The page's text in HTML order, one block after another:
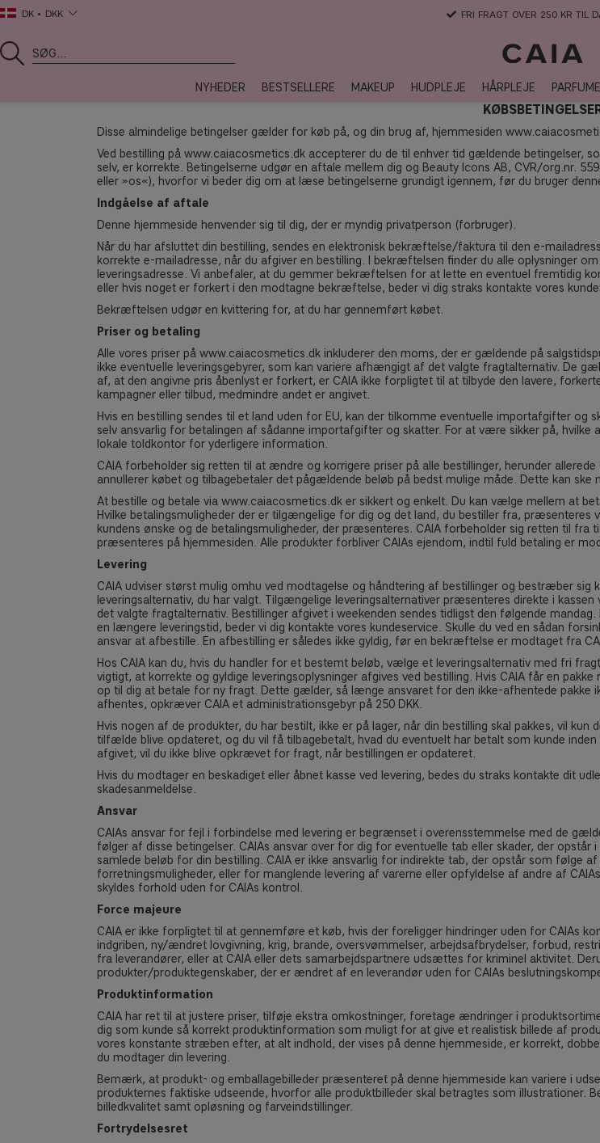
DK DKK FRI FRAGT OVER 250 KR TIL
NYHEDER BESTSELLERE MAKEUP HUDPLEJE HÅRPLEJE PARFUME
Disse almindelige betingelser gælder for køb på, og din brug af, hjemmesiden
Ved bestilling på www.caiacosmetics.dk accepterer du de til enhver tid gældende betingelser,
selv, er korrekte. Betingelserne udgør en aftale mellem dig og Beauty Icons AB, CVR/org.nr.
eller »os«), hvorfor vi beder dig om at læse betingelserne grundigt igennem, før du bruger
Indgåelse af aftale
Denne hjemmeside henvender sig til dig, der er myndig privatperson (forbruger).
Når du har afsluttet din bestilling, sendes en elektronisk bekræftelse/faktura til den e-
korrekte e-mailadresse, når du afgiver en bestilling. I bekræftelsen finder du alle oplysninger
leveringsadresse. Vi anbefaler, at du gemmer bekræftelsen for at lette en eventuel fremtidig
eller hvis noget er forkert i den modtagne bekræftelse, beder vi dig straks kontakte vores
Bekræftelsen udgør en kvittering for, at du har gennemført købet.
Priser og betaling
Alle vores priser på www.caiacosmetics.dk inkluderer den moms, der er gældende på
ikke eventuelle leveringsgebyrer, som kan variere afhængigt af det valgte fragtalternativ. De
af, at den angivne pris åbenlyst er forkert, er CAIA ikke forpligtet til at tilbyde den lavere,
kampagner eller tilbud, medmindre andet er angivet.
Hvis en bestilling sendes til et land uden for EU, kan der tilkomme eventuelle importafgifter
selv ansvarlig for betalingen af sådanne importafgifter og skatter. For at være sikker på,
lokale toldkontor for yderligere information.
CAIA forbeholder sig retten til at ændre og korrigere priser på alle bestillinger, herunder
annullerer købet og tilbagebetaler det pågældende beløb på bedst mulige måde. Dette kan ske
At bestille og betale via www.caiacosmetics.dk er sikkert og enkelt. Du kan vælge mellem at
Hvilke betalingsmuligheder der er tilgængelige for dig og det land, du bestiller fra,
kundens ønske og de betalingsmuligheder, der præsenteres. CAIA forbeholder sig retten til
præsenteres på hjemmesiden. Alle produkter forbliver CAIAs ejendom, indtil fuld betaling er
Levering
CAIA udviser størst mulig omhu ved modtagelse og håndtering af bestillinger og bestræber
leveringsalternativ, du har valgt. Tilgængelige leveringsalternativer præsenteres direkte i
det valgte fragtalternativ. Bestillinger afgivet i weekenden sendes tidligst den følgende
en længere leveringstid, beder vi dig kontakte vores kundeservice. Skulle du ved en sådan
ansvar at afbestille. En afbestilling er således ikke gyldig, før en bekræftelse er modtaget fra
Hos CAIA kan du, hvis du handler for et bestemt beløb, vælge et leveringsalternativ med fri
vigtigt, at korrekte og gyldige leveringsoplysninger afgives ved bestilling. Hvis CAIA får en
op til dig at betale for ny fragt. Dette gælder, så længe ansvaret for den ikke-afhentede pakke
afhentes, opkræver CAIA et administrationsgebyr på 250 DKK.
Hvis nogen af de produkter, du har bestilt, ikke er på lager, når din bestilling skal pakkes, vil
tilfælde blive opdateret, og du vil få tilbagebetalt, hvad du eventuelt har betalt som kunde
afgivet, vil du ikke blive opkrævet for fragt, når bestillingen er opdateret.
Hvis du modtager en beskadiget eller åbnet kasse ved levering, bedes du straks kontakte dit
skadesanmeldelse.
Ansvar
CAIAs ansvar for fejl i forbindelse med levering er begrænset i overensstemmelse med de
følger af disse betingelser. CAIAs ansvar over for dig for eventuelle tab eller skader, der
samlede beløb for din bestilling. CAIA er ikke ansvarlig for indirekte tab, der opstår som følge
forretningsmuligheder, eller for manglende levering af varerne eller opfyldelse af andre af
skyldes forhold uden for CAIAs kontrol.
Force majeure
CAIA er ikke forpligtet til at gennemføre et køb, hvis der foreligger hindringer uden for CAIAs
indgriben, ny/ændret lovgivning, krig, brande, oversvømmelser, arbejdsafbrydelser, forbud,
fra leverandører, eller at CAIA eller dets samarbejdspartnere udsættes for kriminel aktivitet.
produkter/produktegenskaber, der er ændret af en leverandør uden for CAIAs
Produktinformation
CAIA har ret til at justere priser, tilføje ekstra omkostninger, foretage ændringer i
dig som kunde så korrekt produktinformation som muligt for at give et realistisk billede af
vores konstante stræben efter, at alt indhold, der vises på denne hjemmeside, er korrekt,
du modtager din levering.
Bemærk, at produkt- og emballagebilleder præsenteret på denne hjemmeside kan variere i
produkternes faktiske udseende, hvorfor alle produktbilleder skal betragtes som
billedkvalitet samt opløsning og farveindstillinger.
Fortrydelsesret